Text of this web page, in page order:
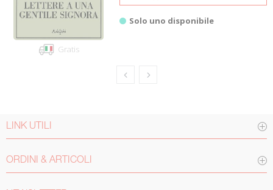
Gratis
Solo uno disponibile
LINK UTILI
ORDINI & ARTICOLI